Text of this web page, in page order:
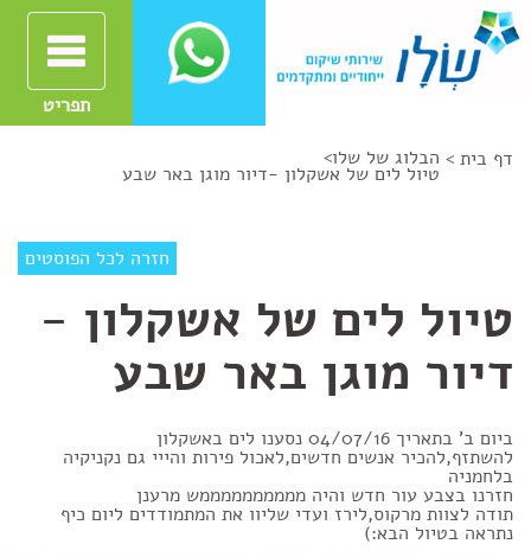
תפריט
דף בית > הבלוג של שלו>
טיול לים של אשקלון -דיור מוגן באר שבע
חזרה לכל הפוסטים
טיול לים של אשקלון -
דיור מוגן באר שבע
ביום ב' בתאריך 04/07/16 נסענו לים באשקלון
להשתזף,להכיר אנשים חדשים,לאכול פירות והייי גם נקניקיה
בלחמניה
חזרנו בצבע עור חדש והיה ממממממממממש מרענן
תודה לצוות מרקוס,לירז ועדי שליוו את המתמודדים ליום כיף
נתראה בטיול הבא:)